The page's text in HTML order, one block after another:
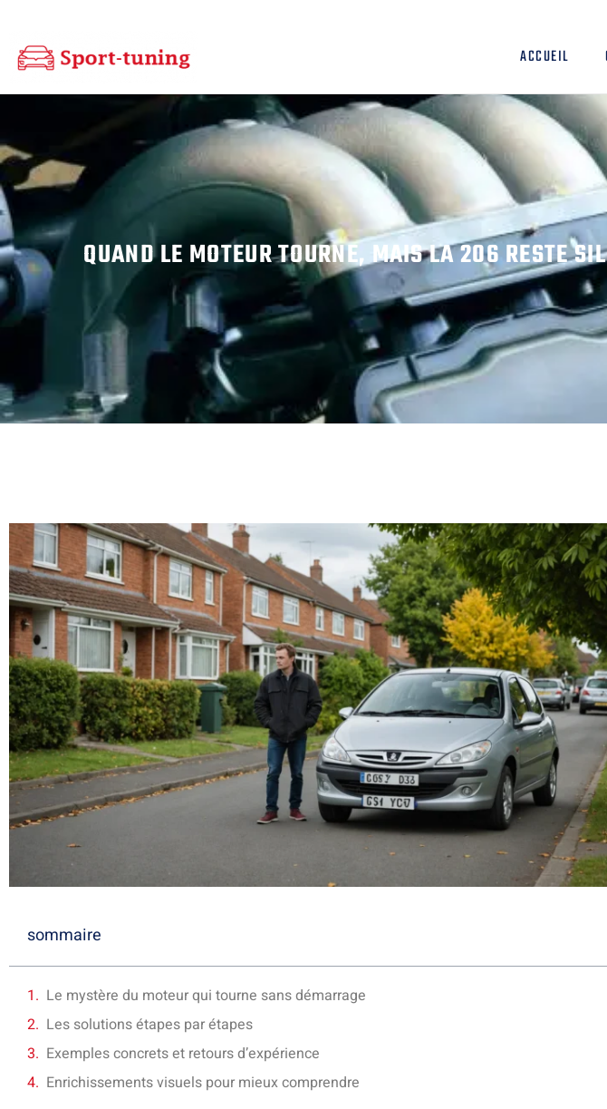
ACCUEIL
QUAND LE MOTEUR TOURNE, MAIS LA 206 RESTE
sommaire
Le mystère du moteur qui tourne sans démarrage
Les solutions étapes par étapes
Exemples concrets et retours d’expérience
Enrichissements visuels pour mieux comprendre